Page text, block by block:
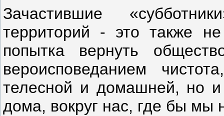
Зачастившие
территорий - это также
попытка вернуть
вероисповеданием
телесной и домашней, но
дома, вокруг нас, где бы